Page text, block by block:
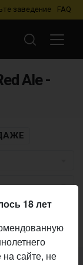
заведение FAQ
Ale -
18 лет
сайте, не